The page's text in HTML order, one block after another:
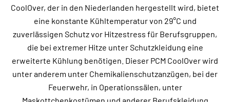
CoolOver, der in den Niederlanden hergestellt wird, bietet
eine konstante Kühltemperatur von 29°C und
zuverlässigen Schutz vor Hitzestress für Berufsgruppen,
die bei extremer Hitze unter Schutzkleidung eine
erweiterte Kühlung benötigen. Dieser PCM CoolOver wird
unter anderem unter Chemikalienschutzanzügen, bei der
Feuerwehr, in Operationssälen, unter